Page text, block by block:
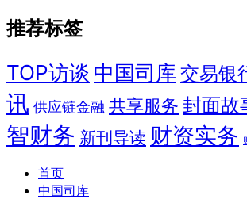
推荐标签
TOP访谈 中国司库 交易银
讯 供应链金融 共享服务 封面故
智财务 新刊导读 财资实务
首页
中国司库